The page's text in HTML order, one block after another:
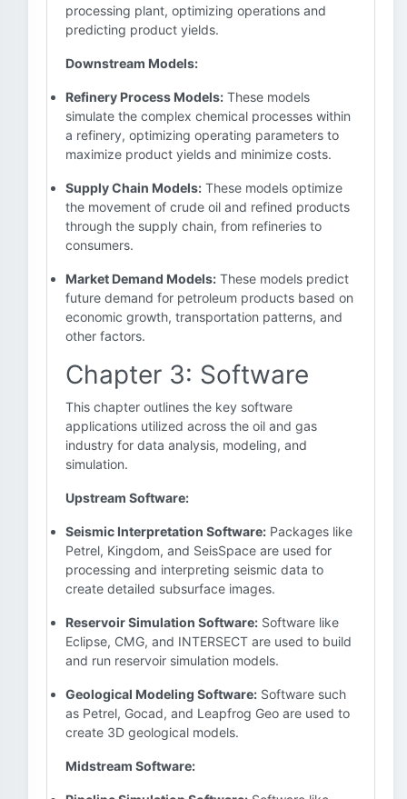
processing plant, optimizing operations and
predicting product yields.
Downstream Models:
Refinery Process Models: These models
simulate the complex chemical processes within
a refinery, optimizing operating parameters to
maximize product yields and minimize costs.
Supply Chain Models: These models optimize
the movement of crude oil and refined products
through the supply chain, from refineries to
consumers.
Market Demand Models: These models predict
future demand for petroleum products based on
economic growth, transportation patterns, and
other factors.
Chapter 3: Software
This chapter outlines the key software
applications utilized across the oil and gas
industry for data analysis, modeling, and
simulation.
Upstream Software:
Seismic Interpretation Software: Packages like
Petrel, Kingdom, and SeisSpace are used for
processing and interpreting seismic data to
create detailed subsurface images.
Reservoir Simulation Software: Software like
Eclipse, CMG, and INTERSECT are used to build
and run reservoir simulation models.
Geological Modeling Software: Software such
as Petrel, Gocad, and Leapfrog Geo are used to
create 3D geological models.
Midstream Software: